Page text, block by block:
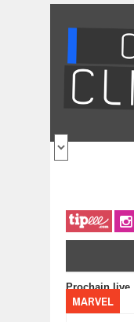
Prochain live
MARVEL